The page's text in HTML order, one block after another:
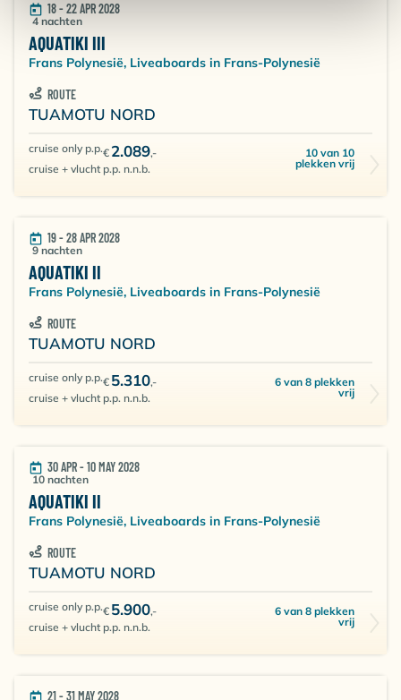
18 - 22 APR 2028
4 nachten
AQUATIKI III
Frans Polynesië, Liveaboards in Frans-Polynesië
ROUTE
TUAMOTU NORD
cruise only p.p.€ 2.089,-
cruise + vlucht p.p. n.n.b.
10 van 10
plekken vrij
19 - 28 APR 2028
9 nachten
AQUATIKI II
Frans Polynesië, Liveaboards in Frans-Polynesië
ROUTE
TUAMOTU NORD
cruise only p.p.€ 5.310,-
cruise + vlucht p.p. n.n.b.
6 van 8 plekken
vrij
30 APR - 10 MAY 2028
10 nachten
AQUATIKI II
Frans Polynesië, Liveaboards in Frans-Polynesië
ROUTE
TUAMOTU NORD
cruise only p.p.€ 5.900,-
cruise + vlucht p.p. n.n.b.
6 van 8 plekken
vrij
21 - 31 MAY 2028